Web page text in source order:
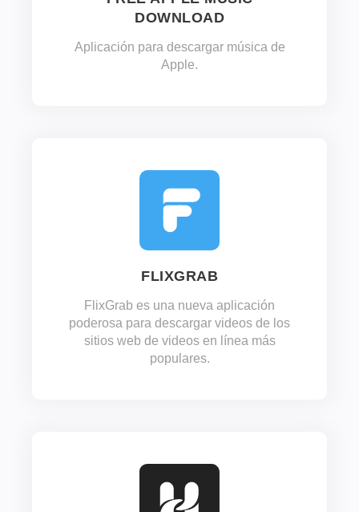
DOWNLOAD
Aplicación para descargar música de
Apple.
FLIXGRAB
FlixGrab es una nueva aplicación
poderosa para descargar videos de los
sitios web de videos en línea más
populares.